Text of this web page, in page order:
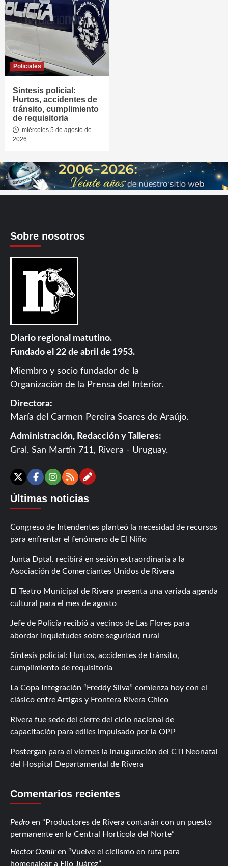
Policiales
Síntesis policial:
Hurtos, accidentes de
tránsito, cumplimiento
de requisitoria
miércoles 5 de agosto de
2026
Sobre nosotros
Diario regional matutino.
Fundado el 22 de abril de 1953.
Miembro y socio fundador de la
Organización de la Prensa del Interior.
Directora:
María del Carmen Pereira Soares de Araújo.
Administración, Redacción y Talleres:
Gral. San Martín 711, Rivera - Uruguay.
X Facebook
Instagram
RSSContáctanos
Últimas noticias
Congreso de Intendentes planteó la necesidad de recursos
para enfrentar el fenómeno de El Niño
Junta Dptal. recibirá en sesión extraordinaria a la
Asociación de Comerciantes Unidos de Rivera
El Teatro Municipal de Rivera presenta una variada agenda
cultural para el mes de agosto
Jefe de Policía recibió a vecinos de Las Flores para
abordar inquietudes sobre seguridad rural
Síntesis policial: Hurtos, accidentes de tránsito,
cumplimiento de requisitoria
La Copa Integración “Freddy Silva” comienza hoy con el
clásico entre Artigas y Frontera Rivera Chico
Rivera fue sede del cierre del ciclo nacional de
capacitación para ediles impulsado por la OPP
Postergan para el viernes la inauguración del CTI Neonatal
del Hospital Departamental de Rivera
Comentarios recientes
Pedro en
Productores de Rivera contarán con un puesto
permanente en la Central Hortícola del Norte
Hector Osmiren
Vuelve el ciclismo en ruta para
homenajear a Elio Juárez